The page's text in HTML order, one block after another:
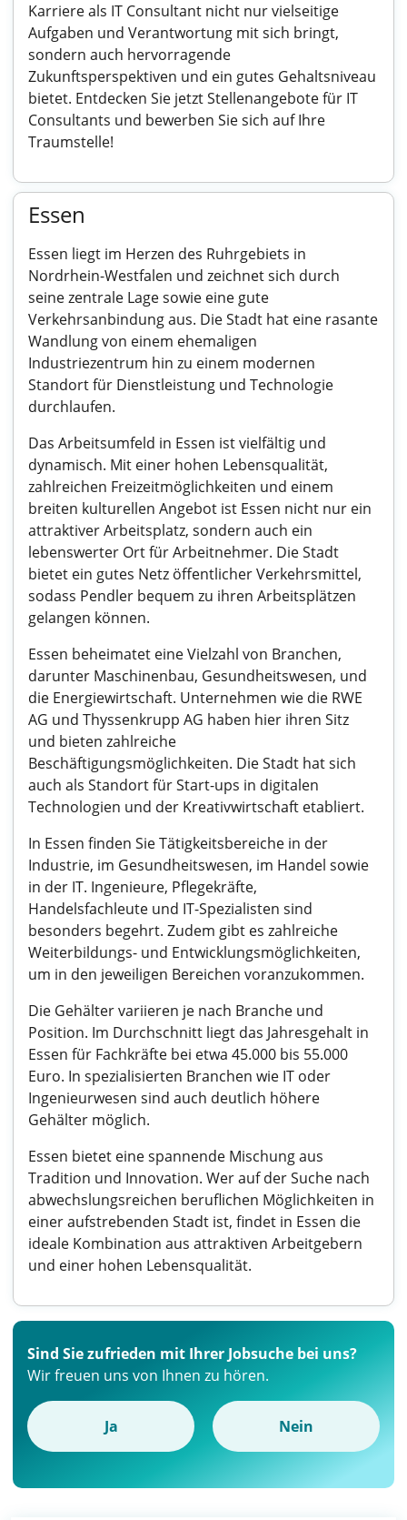
Karriere als IT Consultant nicht nur vielseitige
Aufgaben und Verantwortung mit sich bringt,
sondern auch hervorragende
Zukunftsperspektiven und ein gutes Gehaltsniveau
bietet. Entdecken Sie jetzt Stellenangebote für IT
Consultants und bewerben Sie sich auf Ihre
Traumstelle!
Essen
Essen liegt im Herzen des Ruhrgebiets in
Nordrhein-Westfalen und zeichnet sich durch
seine zentrale Lage sowie eine gute
Verkehrsanbindung aus. Die Stadt hat eine rasante
Wandlung von einem ehemaligen
Industriezentrum hin zu einem modernen
Standort für Dienstleistung und Technologie
durchlaufen.
Das Arbeitsumfeld in Essen ist vielfältig und
dynamisch. Mit einer hohen Lebensqualität,
zahlreichen Freizeitmöglichkeiten und einem
breiten kulturellen Angebot ist Essen nicht nur ein
attraktiver Arbeitsplatz, sondern auch ein
lebenswerter Ort für Arbeitnehmer. Die Stadt
bietet ein gutes Netz öffentlicher Verkehrsmittel,
sodass Pendler bequem zu ihren Arbeitsplätzen
gelangen können.
Essen beheimatet eine Vielzahl von Branchen,
darunter Maschinenbau, Gesundheitswesen, und
die Energiewirtschaft. Unternehmen wie die RWE
AG und Thyssenkrupp AG haben hier ihren Sitz
und bieten zahlreiche
Beschäftigungsmöglichkeiten. Die Stadt hat sich
auch als Standort für Start-ups in digitalen
Technologien und der Kreativwirtschaft etabliert.
In Essen finden Sie Tätigkeitsbereiche in der
Industrie, im Gesundheitswesen, im Handel sowie
in der IT. Ingenieure, Pflegekräfte,
Handelsfachleute und IT-Spezialisten sind
besonders begehrt. Zudem gibt es zahlreiche
Weiterbildungs- und Entwicklungsmöglichkeiten,
um in den jeweiligen Bereichen voranzukommen.
Die Gehälter variieren je nach Branche und
Position. Im Durchschnitt liegt das Jahresgehalt in
Essen für Fachkräfte bei etwa 45.000 bis 55.000
Euro. In spezialisierten Branchen wie IT oder
Ingenieurwesen sind auch deutlich höhere
Gehälter möglich.
Essen bietet eine spannende Mischung aus
Tradition und Innovation. Wer auf der Suche nach
abwechslungsreichen beruflichen Möglichkeiten in
einer aufstrebenden Stadt ist, findet in Essen die
ideale Kombination aus attraktiven Arbeitgebern
und einer hohen Lebensqualität.
Sind Sie zufrieden mit Ihrer Jobsuche bei uns?
Wir freuen uns von Ihnen zu hören.
Ja Nein